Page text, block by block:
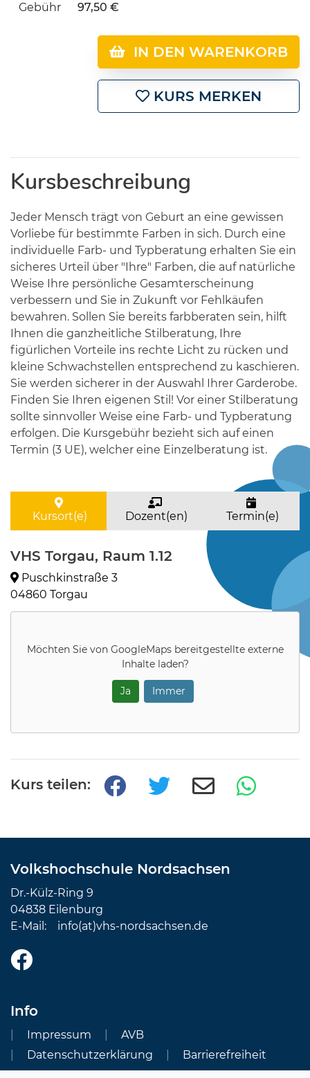
Gebühr 97,50 €
IN DEN WARENKORB
KURS MERKEN
Kursbeschreibung
Jeder Mensch trägt von Geburt an eine gewissen
Vorliebe für bestimmte Farben in sich. Durch eine
individuelle Farb- und Typberatung erhalten Sie ein
sicheres Urteil über "Ihre" Farben, die auf natürliche
Weise Ihre persönliche Gesamterscheinung
verbessern und Sie in Zukunft vor Fehlkäufen
bewahren. Sollen Sie bereits farbberaten sein, hilft
Ihnen die ganzheitliche Stilberatung, Ihre
figürlichen Vorteile ins rechte Licht zu rücken und
kleine Schwachstellen entsprechend zu kaschieren.
Sie werden sicherer in der Auswahl Ihrer Garderobe.
Finden Sie Ihren eigenen Stil! Vor einer Stilberatung
sollte sinnvoller Weise eine Farb- und Typberatung
erfolgen. Die Kursgebühr bezieht sich auf einen
Termin (3 UE), welcher eine Einzelberatung ist.
Kursort(e) Dozent(en) Termin(e)
VHS Torgau, Raum 1.12
Puschkinstraße 3
04860 Torgau
Möchten Sie von GoogleMapsbereitgestellte externe
Inhalte laden?
Ja Immer
Kurs teilen:
Volkshochschule Nordsachsen
Dr.-Külz-Ring 9
04838 Eilenburg
E-Mail: info(at)vhs-nordsachsen.de
Info
Impressum
AVB
Datenschutzerklärung
Barrierefreiheit